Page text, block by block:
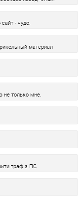
- чудо.
материал
не только мне.
траф з ПС